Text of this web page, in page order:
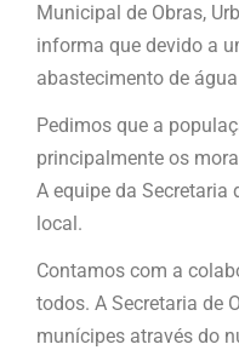
Municipal de Obras,
informa que devido a
abastecimento de
Pedimos que a
principalmente os
A equipe da Secretaria
local.
Contamos com a
todos. A Secretaria de
munícipes através do